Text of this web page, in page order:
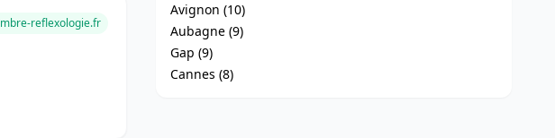
reflexologie.fr
Avignon (10)
Aubagne (9)
Gap (9)
Cannes (8)